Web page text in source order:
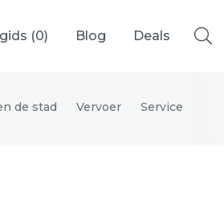
(0) Blog Deals
de stad Vervoer Service